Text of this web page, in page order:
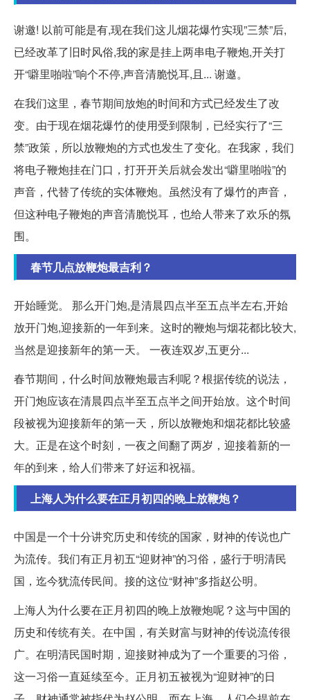
谢邀! 以前可能是有,现在我们这儿烟花爆竹实现”三禁”后,
已经改革了旧时风俗,我的家是挂上两串电子鞭炮,开关打
开“噼里啪啦”响个不停,声音清脆悦耳,且... 谢邀。
在我们这里，春节期间放炮的时间和方式已经发生了改
变。由于现在烟花爆竹的使用受到限制，已经实行了“三
禁”政策，所以放鞭炮的方式也发生了变化。在我家，我们
将电子鞭炮挂在门口，打开开关后就会发出“噼里啪啦”的
声音，代替了传统的实体鞭炮。虽然没有了爆竹的声音，
但这种电子鞭炮的声音清脆悦耳，也给人带来了欢乐的氛
围。
春节几点放鞭炮最吉利？
开始睡觉。 那么开门炮,是清晨四点半至五点半左右,开始
放开门炮,迎接新的一年到来。这时的鞭炮与烟花都比较大,
当然是迎接新年的第一天。 一夜连双岁,五更分...
春节期间，什么时间放鞭炮最吉利呢？根据传统的说法，
开门炮应该在清晨四点半至五点半之间开始放。这个时间
段被视为迎接新年的第一天，所以放鞭炮和烟花都比较盛
大。正是在这个时刻，一夜之间翻了两岁，迎接着新的一
年的到来，给人们带来了好运和祝福。
上海人为什么要在正月初四的晚上放鞭炮？
中国是一个十分讲究历史和传统的国家，财神的传说也广
为流传。我们有正月初五“迎财神”的习俗，盛行于明清民
国，迄今犹流传民间。接的这位“财神”多指赵公明。
上海人为什么要在正月初四的晚上放鞭炮呢？这与中国的
历史和传统有关。在中国，有关财富与财神的传说流传很
广。在明清民国时期，迎接财神成为了一个重要的习俗，
这一习俗一直延续至今。正月初五被视为“迎财神”的日